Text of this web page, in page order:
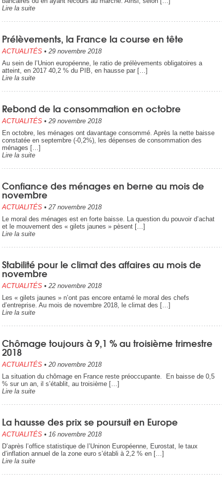
Lire la suite
Prélèvements, la France la course en tête
ACTUALITÉS • 29 novembre 2018
Au sein de l’Union européenne, le ratio de prélèvements obligatoires a
atteint, en 2017 40,2 % du PIB, en hausse par […]
Lire la suite
Rebond de la consommation en octobre
ACTUALITÉS • 29 novembre 2018
En octobre, les ménages ont davantage consommé. Après la nette baisse
constatée en septembre (-0,2%), les dépenses de consommation des
ménages […]
Lire la suite
Confiance des ménages en berne au mois de
novembre
ACTUALITÉS • 27 novembre 2018
Le moral des ménages est en forte baisse. La question du pouvoir d’achat
et le mouvement des « gilets jaunes » pèsent […]
Lire la suite
Stabilité pour le climat des affaires au mois de
novembre
ACTUALITÉS • 22 novembre 2018
Les « gilets jaunes » n’ont pas encore entamé le moral des chefs
d’entreprise. Au mois de novembre 2018, le climat des […]
Lire la suite
Chômage toujours à 9,1 % au troisième trimestre
2018
ACTUALITÉS • 20 novembre 2018
La situation du chômage en France reste préoccupante. En baisse de 0,5
% sur un an, il s’établit, au troisième […]
Lire la suite
La hausse des prix se poursuit en Europe
ACTUALITÉS • 16 novembre 2018
D’après l’office statistique de l’Uninon Européenne, Eurostat, le taux
d’inflation annuel de la zone euro s’établi à 2,2 % en […]
Lire la suite